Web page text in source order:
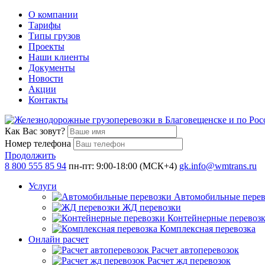
О компании
Тарифы
Типы грузов
Проекты
Наши клиенты
Документы
Новости
Акции
Контакты
Как Вас зовут?
Номер телефона
Продолжить
8 800 555 85 94 пн-пт: 9:00-18:00 (МСК+4) gk.info@wmtrans.ru
Услуги
Автомобильные
ЖД перевозки
Контейнерные
Комплексная перевозка
Онлайн расчет
Расчет автоперевозок
Расчет жд перевозок